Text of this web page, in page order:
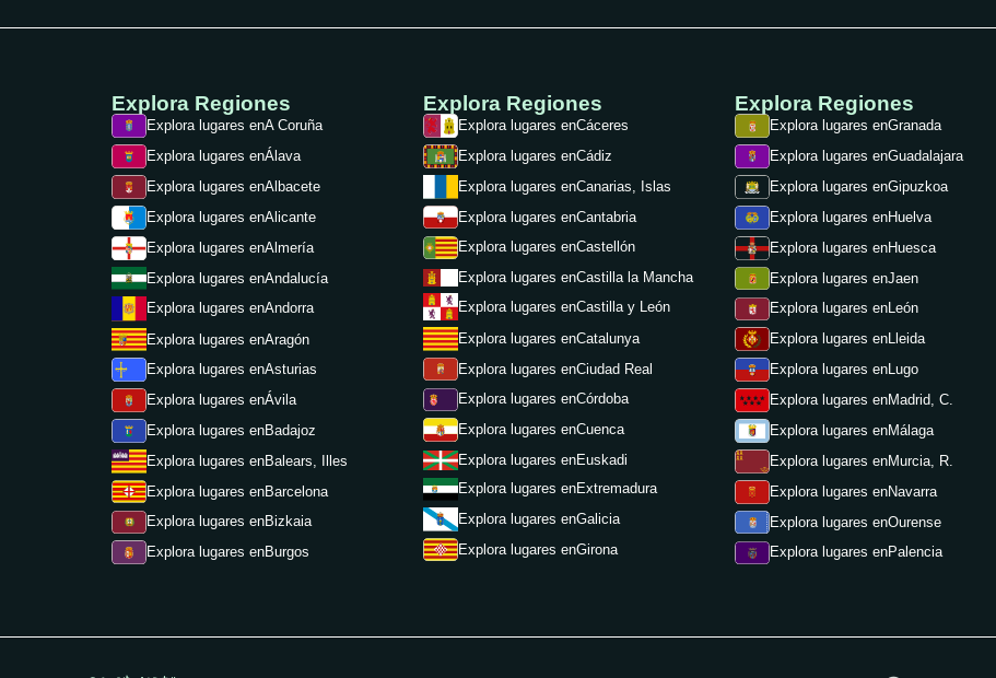
Explora Regiones
Explora lugares enA Coruña
Explora lugares enÁlava
Explora lugares enAlbacete
Explora lugares enAlicante
Explora lugares enAlmería
Explora lugares enAndalucía
Explora lugares enAndorra
Explora lugares enAragón
Explora lugares enAsturias
Explora lugares enÁvila
Explora lugares enBadajoz
Explora lugares enBalears, Illes
Explora lugares enBarcelona
Explora lugares enBizkaia
Explora lugares enBurgos
Explora Regiones
Explora lugares enCáceres
Explora lugares enCádiz
Explora lugares enCanarias, Islas
Explora lugares enCantabria
Explora lugares enCastellón
Explora lugares enCastilla la Mancha
Explora lugares enCastilla y León
Explora lugares enCatalunya
Explora lugares enCiudad Real
Explora lugares enCórdoba
Explora lugares enCuenca
Explora lugares enEuskadi
Explora lugares enExtremadura
Explora lugares enGalicia
Explora lugares enGirona
Explora Regiones
Explora lugares enGranada
Explora lugares enGuadalajara
Explora lugares enGipuzkoa
Explora lugares enHuelva
Explora lugares enHuesca
Explora lugares enJaen
Explora lugares enLeón
Explora lugares enLleida
Explora lugares enLugo
Explora lugares enMadrid, C.
Explora lugares enMálaga
Explora lugares enMurcia, R.
Explora lugares enNavarra
Explora lugares enOurense
Explora lugares enPalencia